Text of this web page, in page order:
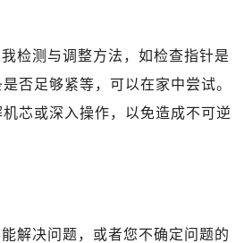
检测与调整方法，如检查指针是
否足够紧等，可以在家中尝试。
芯或深入操作，以免造成不可逆
解决问题，或者您不确定问题的